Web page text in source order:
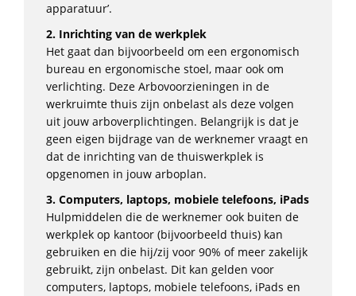
apparatuur’.
2. Inrichting van de werkplek
Het gaat dan bijvoorbeeld om een ergonomisch
bureau en ergonomische stoel, maar ook om
verlichting. Deze Arbovoorzieningen in de
werkruimte thuis zijn onbelast als deze volgen
uit jouw arboverplichtingen. Belangrijk is dat je
geen eigen bijdrage van de werknemer vraagt en
dat de inrichting van de thuiswerkplek is
opgenomen in jouw arboplan.
3. Computers, laptops, mobiele telefoons, iPads
Hulpmiddelen die de werknemer ook buiten de
werkplek op kantoor (bijvoorbeeld thuis) kan
gebruiken en die hij/zij voor 90% of meer zakelijk
gebruikt, zijn onbelast. Dit kan gelden voor
computers, laptops, mobiele telefoons, iPads en